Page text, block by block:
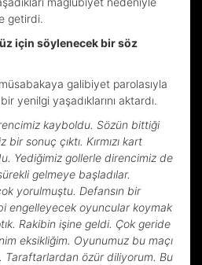
getirdi.
için söylenecek bir söz
galibiyet parolasıyla
yenilgi yaşadıklarını aktardı.
kayboldu. Sözün bittiği
sonuç çıktı. Kırmızı kart
Yediğimiz gollerle direncimiz de
sürekli gelmeye başladılar.
yorulmuştu. Defansın bir
engelleyecek oyuncular koymak
Rakibin işine geldi. Çok geride
eksikliğim. Oyunumuz bu maçı
Taraftarlardan özür diliyorum. Bu